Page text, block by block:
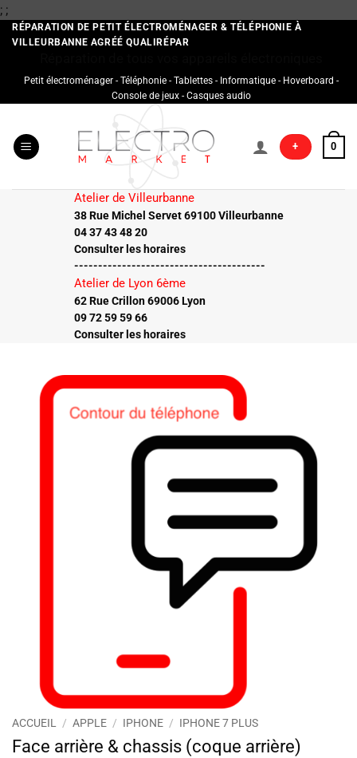
; ;Passer
au
contenu
RÉPARATION DE PETIT ÉLECTROMÉNAGER & TÉLÉPHONIE À
VILLEURBANNE AGRÉÉ QUALIRÉPAR
Petit électroménager - Téléphonie - Tablettes - Informatique - Hoverboard -
Console de jeux - Casques audio
+ 0
Atelier de Villeurbanne
38 Rue Michel Servet 69100 Villeurbanne
04 37 43 48 20
Consulter les horaires
----------------------------------------
Atelier de Lyon 6ème
62 Rue Crillon 69006 Lyon
09 72 59 59 66
Consulter les horaires
ACCUEIL / APPLE / IPHONE / IPHONE 7 PLUS
Face arrière & chassis (coque arrière)